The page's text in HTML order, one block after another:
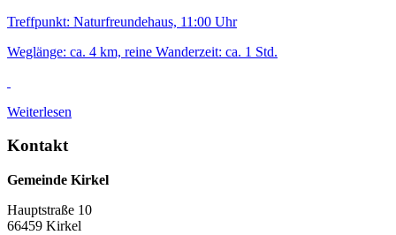
Treffpunkt: Naturfreundehaus, 11:00 Uhr
Weglänge: ca. 4 km, reine Wanderzeit: ca. 1 Std.
Weiterlesen
Kontakt
Gemeinde Kirkel
Hauptstraße 10
66459 Kirkel